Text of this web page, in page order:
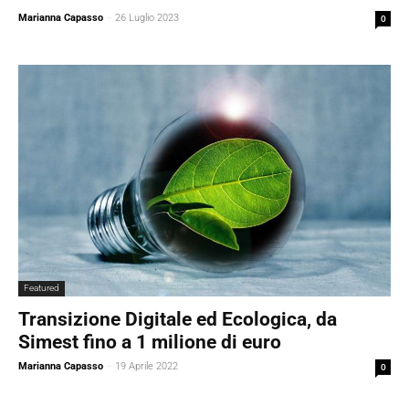
Marianna Capasso - 26 Luglio 2023 0
Featured
Transizione Digitale ed Ecologica, da
Simest fino a 1 milione di euro
Marianna Capasso - 19 Aprile 2022 0